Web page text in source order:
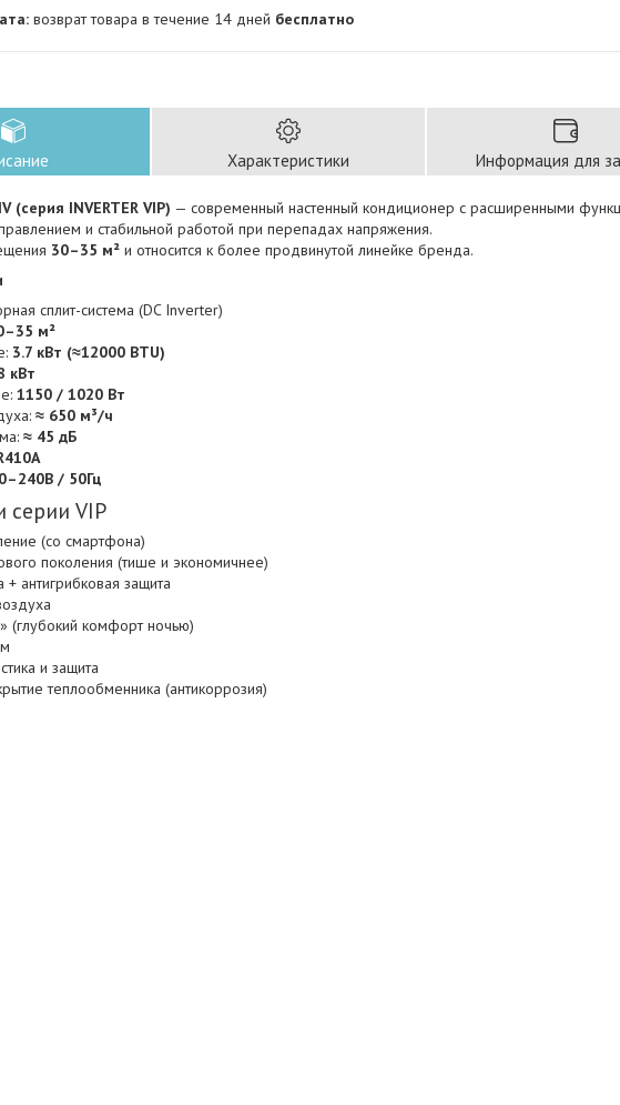
возврат товара в течение 14 дней бесплатно
Характеристики Информация для
(серия INVERTER VIP) — современный настенный кондиционер с расширенными
и стабильной работой при перепадах напряжения.
30–35 м² и относится к более продвинутой линейке бренда.
сплит-система (DC Inverter)
м²
3.7 кВт (≈12000 BTU)
кВт
1150 / 1020 Вт
≈ 650 м³/ч
≈ 45 дБ
/ 50Гц
серии VIP
(со смартфона)
поколения (тише и экономичнее)
+ антигрибковая защита
(глубокий комфорт ночью)
и защита
теплообменника (антикоррозия)